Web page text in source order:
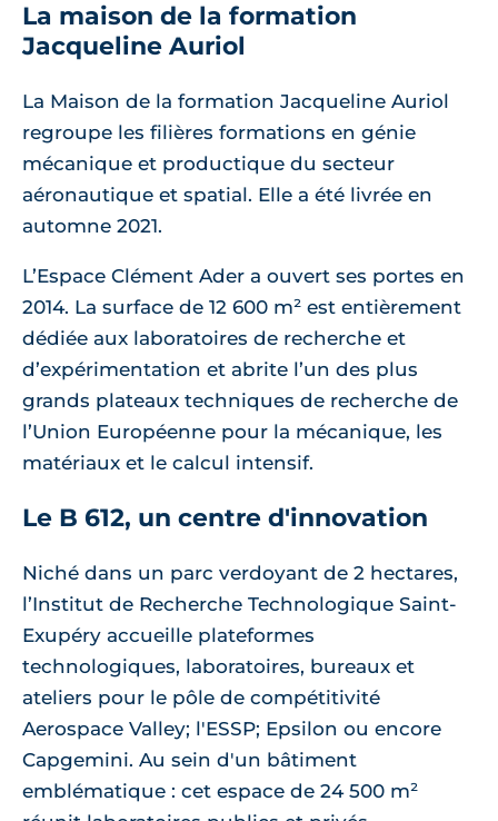
La maison de la formation
Jacqueline Auriol
La Maison de la formation Jacqueline Auriol
regroupe les filières formations en génie
mécanique et productique du secteur
aéronautique et spatial. Elle a été livrée en
automne 2021.
L’Espace Clément Ader a ouvert ses portes en
2014. La surface de 12 600 m² est entièrement
dédiée aux laboratoires de recherche et
d’expérimentation et abrite l’un des plus
grands plateaux techniques de recherche de
l’Union Européenne pour la mécanique, les
matériaux et le calcul intensif.
Le B 612, un centre d'innovation
Niché dans un parc verdoyant de 2 hectares,
l’Institut de Recherche Technologique Saint-
Exupéry accueille plateformes
technologiques, laboratoires, bureaux et
ateliers pour le pôle de compétitivité
Aerospace Valley; l'ESSP; Epsilon ou encore
Capgemini. Au sein d'un bâtiment
emblématique : cet espace de 24 500 m²